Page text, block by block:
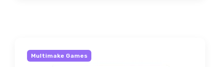
Multimake Games